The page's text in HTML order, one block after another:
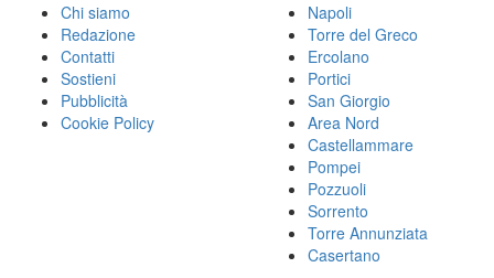
Chi siamo
Redazione
Contatti
Sostieni
Pubblicità
Cookie Policy
Napoli
Torre del Greco
Ercolano
Portici
San Giorgio
Area Nord
Castellammare
Pompei
Pozzuoli
Sorrento
Torre Annunziata
Casertano